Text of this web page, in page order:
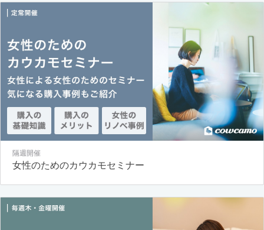
隔週開催
女性のためのカウカモセミナー